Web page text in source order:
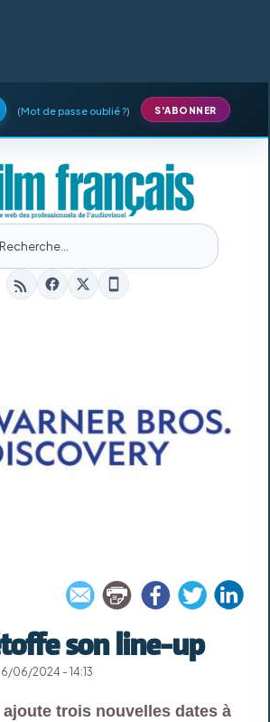
(Mot de passe oublié ?) S'ABONNER
son line-up
06/2024 - 14:13
trois nouvelles dates à